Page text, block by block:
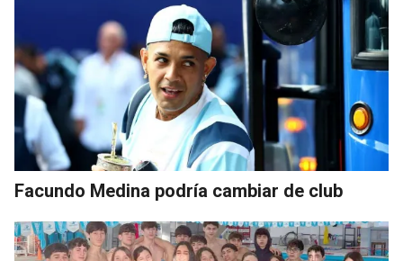
Facundo Medina podría cambiar de club